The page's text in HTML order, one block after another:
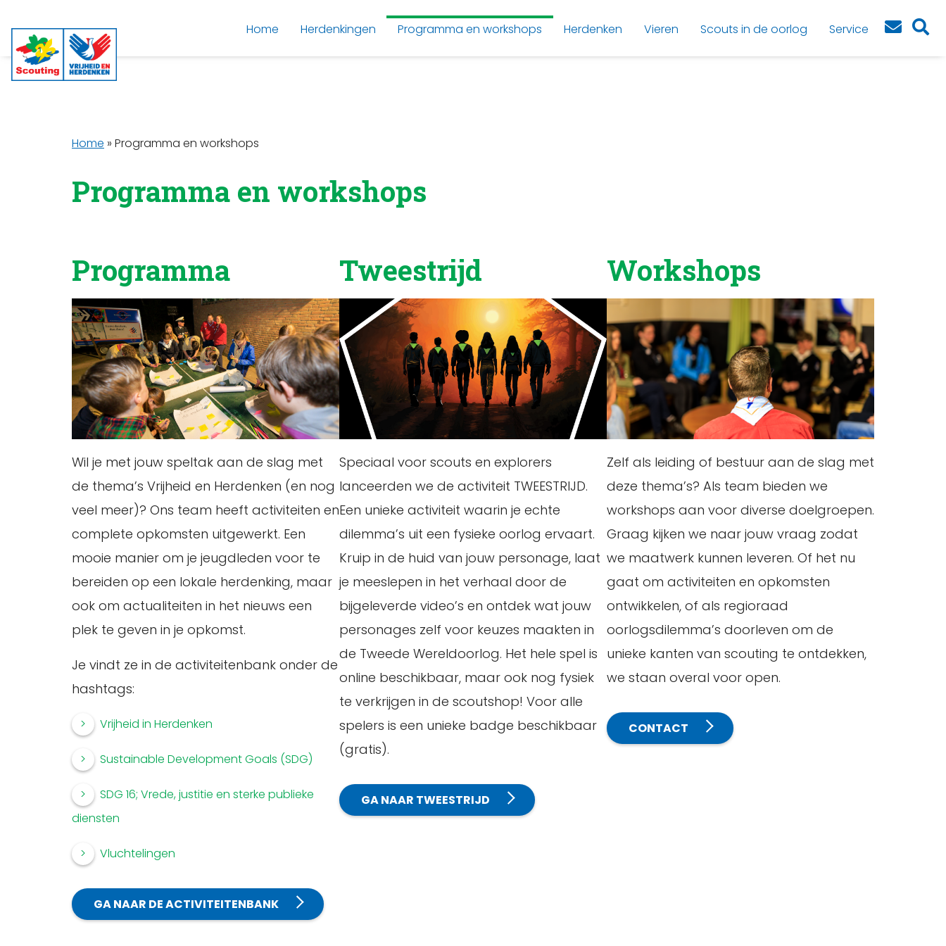
Home Herdenkingen Programma en workshops Herdenken Vieren Scouts in de oorlog Service
Home » Programma en workshops
Programma en workshops
Programma
Wil je met jouw speltak aan de slag met
de thema’s Vrijheid en Herdenken (en nog
veel meer)? Ons team heeft activiteiten en
complete opkomsten uitgewerkt. Een
mooie manier om je jeugdleden voor te
bereiden op een lokale herdenking, maar
ook om actualiteiten in het nieuws een
plek te geven in je opkomst.
Je vindt ze in de activiteitenbank onder de
hashtags:
Vrijheid in Herdenken
Sustainable Development Goals (SDG)
SDG 16; Vrede, justitie en sterke publieke
diensten
Vluchtelingen
GA NAAR DE ACTIVITEITENBANK
Tweestrijd
Speciaal voor scouts en explorers
lanceerden we de activiteit TWEESTRIJD.
Een unieke activiteit waarin je echte
dilemma’s uit een fysieke oorlog ervaart.
Kruip in de huid van jouw personage, laat
je meeslepen in het verhaal door de
bijgeleverde video’s en ontdek wat jouw
personages zelf voor keuzes maakten in
de Tweede Wereldoorlog. Het hele spel is
online beschikbaar, maar ook nog fysiek
te verkrijgen in de scoutshop! Voor alle
spelers is een unieke badge beschikbaar
(gratis).
GA NAAR TWEESTRIJD
Workshops
Zelf als leiding of bestuur aan de slag met
deze thema’s? Als team bieden we
workshops aan voor diverse doelgroepen.
Graag kijken we naar jouw vraag zodat
we maatwerk kunnen leveren. Of het nu
gaat om activiteiten en opkomsten
ontwikkelen, of als regioraad
oorlogsdilemma’s doorleven om de
unieke kanten van scouting te ontdekken,
we staan overal voor open.
CONTACT